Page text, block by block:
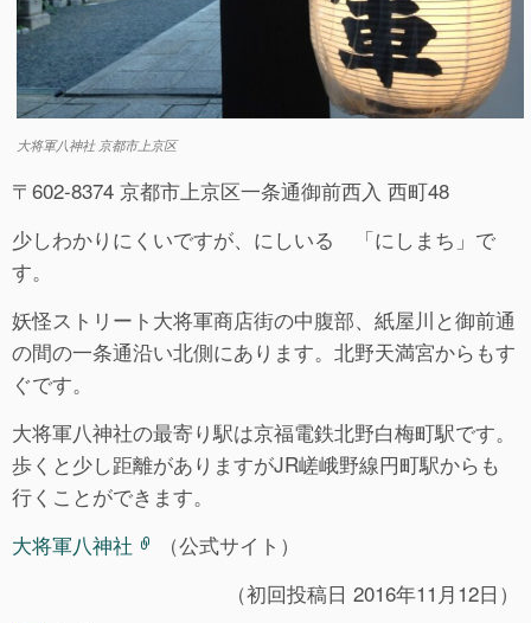
大将軍八神社 京都市上京区
〒602-8374 京都市上京区一条通御前西入 西町48
少しわかりにくいですが、にしいる 「にしまち」で
す。
妖怪ストリート大将軍商店街の中腹部、紙屋川と御前通
の間の一条通沿い北側にあります。北野天満宮からもす
ぐです。
大将軍八神社の最寄り駅は京福電鉄北野白梅町駅です。
歩くと少し距離がありますがJR嵯峨野線円町駅からも
行くことができます。
大将軍八神社
（公式サイト）
（初回投稿日 2016年11月12日）